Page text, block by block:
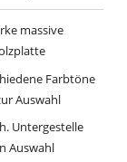
massive
Farbtöne
Auswahl
Untergestelle
Auswahl